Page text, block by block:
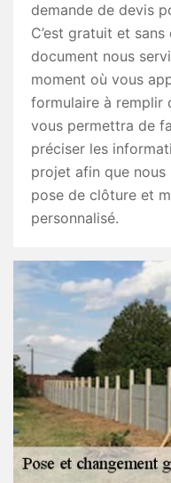
demande de devis
C’est gratuit et
document nous
moment où vous
formulaire à remplir
vous permettra de
préciser les
projet afin que
pose de clôture et
personnalisé.